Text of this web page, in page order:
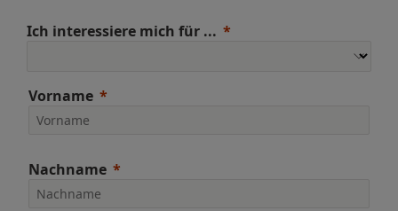
Ich interessiere mich für ...
Vorname
Nachname